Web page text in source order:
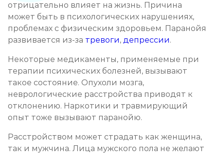
отрицательно влияет на жизнь. Причина
может быть в психологических нарушениях,
проблемах с физическим здоровьем. Паранойя
развивается из-за тревоги, депрессии.
Некоторые медикаменты, применяемые при
терапии психических болезней, вызывают
такое состояние. Опухоли мозга,
неврологические расстройства приводят к
отклонению. Наркотики и травмирующий
опыт тоже вызывают паранойю.
Расстройством может страдать как женщина,
так и мужчина. Лица мужского пола не желают